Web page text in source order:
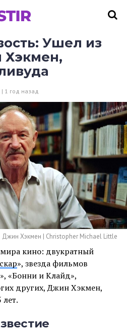
Ушел из
| 1 год назад
Джин Хэкмен | Christopher Michael Little
кино: двукратный
», звезда фильмов
«Бонни и Клайд»,
других, Джин Хэкмен,
лет.